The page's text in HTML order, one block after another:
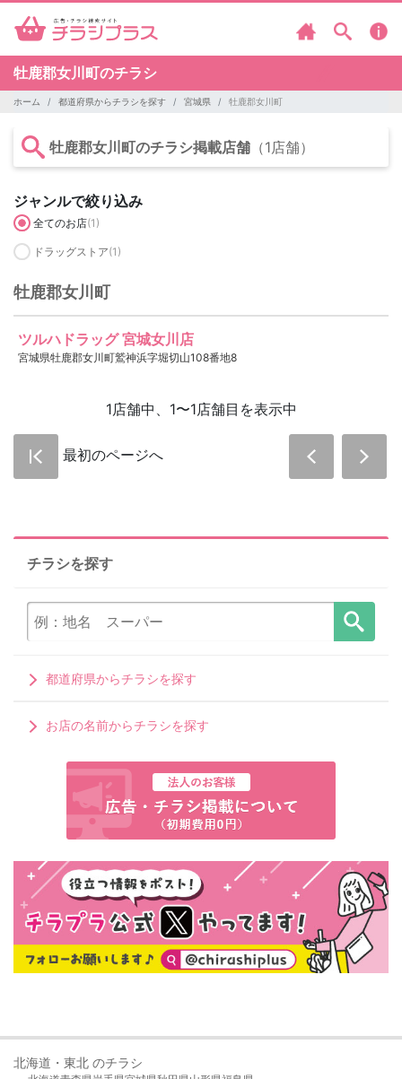
牡鹿郡女川町のチラシ
ホーム 都道府県からチラシを探す 宮城県 牡鹿郡女川町
牡鹿郡女川町のチラシ掲載店舗 （1店舗）
ジャンルで絞り込み
全てのお店(1)
ドラッグストア(1)
牡鹿郡女川町
ツルハドラッグ 宮城女川店
宮城県牡鹿郡女川町鷲神浜字堀切山108番地8
1店舗中、1〜1店舗目を表示中
最初のページへ
チラシを探す
都道府県からチラシを探す
お店の名前からチラシを探す
北海道・東北 のチラシ